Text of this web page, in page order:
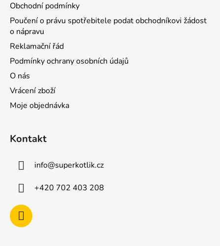
Obchodní podmínky
Poučení o právu spotřebitele podat obchodníkovi žádost
o nápravu
Reklamační řád
Podmínky ochrany osobních údajů
O nás
Vrácení zboží
Moje objednávka
Kontakt
info@superkotlik.cz
+420 702 403 208